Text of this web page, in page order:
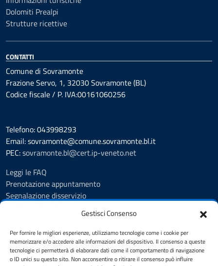
Gestisci Consenso
Per fornire le migliori esperienze, utilizziamo tecnologie come i cookie per
memorizzare e/o accedere alle informazioni del dispositivo. Il consenso a queste
tecnologie ci permetterà di elaborare dati come il comportamento di navigazione
o ID unici su questo sito. Non acconsentire o ritirare il consenso può influire
Dolomiti Prealpi
Strutture ricettive
CONTATTI
Comune di Sovramonte
Frazione Servo, 1, 32030 Sovramonte (BL)
Codice fiscale / P. IVA:00161060256
Telefono: 043998293
Email: sovramonte@comune.sovramonte.bl.it
PEC:sovramonte.bl@cert.ip-veneto.net
Leggi le FAQ
Prenotazione appuntamento
Segnalazione disservizio
Amministrazione trasparente
Albo Pretorio
Informativa privacy
Note legali